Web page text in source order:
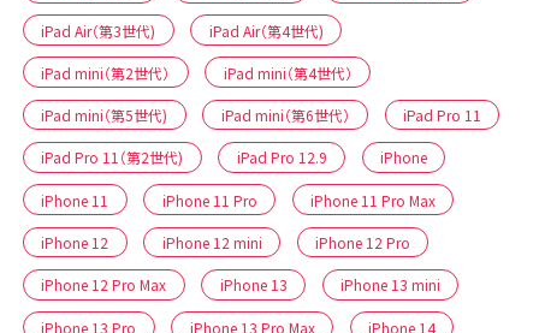
iPad Air（第3世代) iPad Air（第4世代)
iPad mini（第2世代） iPad mini（第4世代）
iPad mini（第5世代) iPad mini（第6世代） iPad Pro 11
iPad Pro 11（第2世代) iPad Pro 12.9 iPhone
iPhone 11 iPhone 11 Pro iPhone 11 Pro Max
iPhone 12 iPhone 12 mini iPhone 12 Pro
iPhone 12 Pro Max iPhone 13 iPhone 13 mini
iPhone 13 Pro iPhone 13 Pro Max iPhone 14